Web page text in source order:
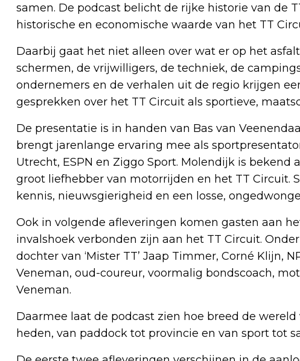
samen. De podcast belicht de rijke historie van de
historische en economische waarde van het TT
Daarbij gaat het niet alleen over wat er op het
schermen, de vrijwilligers, de techniek, de
ondernemers en de verhalen uit de regio krijgen
gesprekken over het TT Circuit als sportieve,
De presentatie is in handen van Bas van
brengt jarenlange ervaring mee als
Utrecht, ESPN en Ziggo Sport. Molendijk is bekend
groot liefhebber van motorrijden en het TT Circuit.
kennis, nieuwsgierigheid en een losse,
Ook in volgende afleveringen komen gasten aan
invalshoek verbonden zijn aan het TT Circuit.
dochter van ‘Mister TT’ Jaap Timmer, Corné Klijn,
Veneman, oud-coureur, voormalig bondscoach,
Veneman.
Daarmee laat de podcast zien hoe breed de
heden, van paddock tot provincie en van sport tot